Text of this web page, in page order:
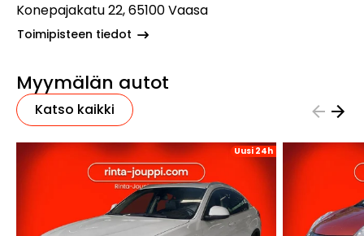
Konepajakatu 22, 65100 Vaasa
Toimipisteen tiedot
Myymälän autot
Katso kaikki
Uusi 24h